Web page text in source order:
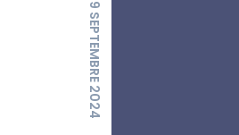
9 SEPTEMBRE 2024